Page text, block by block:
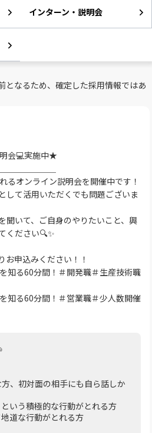
インターン・説明会
なるため、確定した採用情報ではあ
会💻実施中★
るオンライン説明会を開催中です！
して活用いただくでも問題ございま
聞いて、ご自身のやりたいこと、興
ください🔍✨
お申込みください！！
知る60分間！＃開発職＃生産技術職
知る60分間！＃営業職＃少人数開催
、初対面の相手にも自ら話しか
いう積極的な行動がとれる方
道な行動がとれる方